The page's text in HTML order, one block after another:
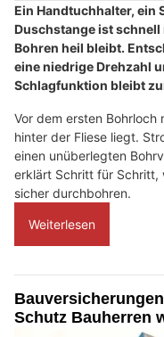
Ein Handtuchhalter, ein
Duschstange ist schnell
Bohren heil bleibt.
eine niedrige Drehzahl
Schlagfunktion bleibt
Vor dem ersten
hinter der Fliese liegt.
einen unüberlegten
erklärt Schritt für Schritt,
sicher durchbohren.
Weiterlesen
Schutz Bauherren